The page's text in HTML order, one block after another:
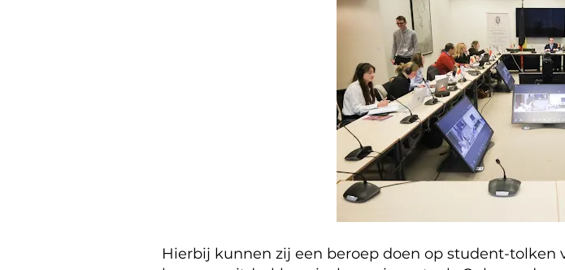
Hierbij kunnen zij een beroep doen op student-